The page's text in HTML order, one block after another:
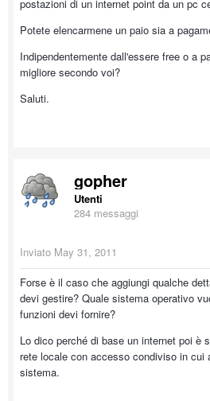
postazioni di un internet point da un pc
Potete elencarmene un paio sia a
Indipendentemente dall'essere free o a
migliore secondo voi?
Saluti.
gopher
Utenti
284 messaggi
Inviato May 31, 2011
Forse è il caso che aggiungi qualche
devi gestire? Quale sistema operativo
funzioni devi fornire?
Lo dico perché di base un internet poi è
rete locale con accesso condiviso in cui
sistema.